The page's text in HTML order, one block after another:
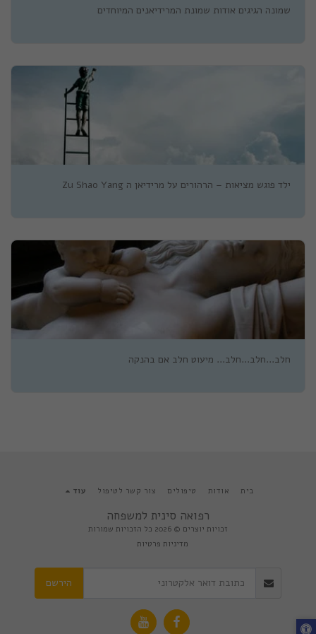
שמונה הגיגים אודות שמונת המרידיאנים המיוחדים
ילד פוגש מציאות – הרהורים על מרידיאן ה Zu Shao Yang
חלב...חלב...חלב... מיעוט חלב אם בהנקה
רפואה סינית למשפחה
זכויות יוצרים © 2026 כל הזכויות שמורות
מדיניות פרטיות
בית אודות טיפולים צור קשר לטיפול עוד
הירשם